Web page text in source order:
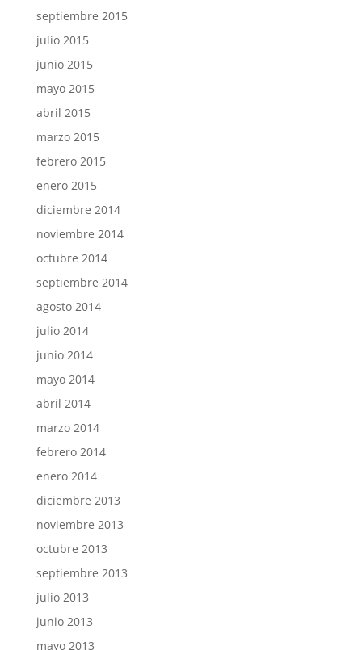
septiembre 2015
julio 2015
junio 2015
mayo 2015
abril 2015
marzo 2015
febrero 2015
enero 2015
diciembre 2014
noviembre 2014
octubre 2014
septiembre 2014
agosto 2014
julio 2014
junio 2014
mayo 2014
abril 2014
marzo 2014
febrero 2014
enero 2014
diciembre 2013
noviembre 2013
octubre 2013
septiembre 2013
julio 2013
junio 2013
mayo 2013